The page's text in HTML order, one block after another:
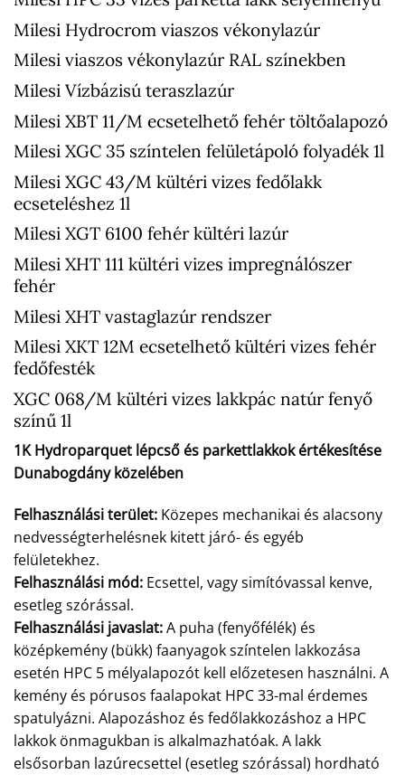
Milesi Hydrocrom viaszos vékonylazúr
Milesi viaszos vékonylazúr RAL színekben
Milesi Vízbázisú teraszlazúr
Milesi XBT 11/M ecsetelhető fehér töltőalapozó
Milesi XGC 35 színtelen felületápoló folyadék 1l
Milesi XGC 43/M kültéri vizes fedőlakk
ecseteléshez 1l
Milesi XGT 6100 fehér kültéri lazúr
Milesi XHT 111 kültéri vizes impregnálószer
fehér
Milesi XHT vastaglazúr rendszer
Milesi XKT 12M ecsetelhető kültéri vizes fehér
fedőfesték
XGC 068/M kültéri vizes lakkpác natúr fenyő
színű 1l
1K Hydroparquet lépcső és parkettlakkok értékesítése
Dunabogdány közelében
Felhasználási terület: Közepes mechanikai és alacsony
nedvességterhelésnek kitett járó- és egyéb
felületekhez.
Felhasználási mód: Ecsettel, vagy simítóvassal kenve,
esetleg szórással.
Felhasználási javaslat:A puha (fenyőfélék) és
középkemény (bükk) faanyagok színtelen lakkozása
esetén HPC 5 mélyalapozót kell előzetesen használni. A
kemény és pórusos faalapokat HPC 33-mal érdemes
spatulyázni. Alapozáshoz és fedőlakkozáshoz a HPC
lakkok önmagukban is alkalmazhatóak. A lakk
elsősorban lazúrecsettel (esetleg szórással) hordható